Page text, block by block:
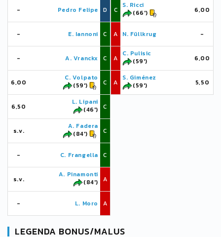
- Pedro Felipe D
- E. Iannoni C
- A. Vranckx C
6,00
C. Volpato
(59')
C
6,50
L. Lipani
(46')
C
s.v.
A. Fadera
(84')
C
- C. Frangella C
s.v.
A. Pinamonti
(84')
A
- L. Moro A
C
S. Ricci
(66')
6,00
A N. Füllkrug -
A
C. Pulisic
(59')
6,00
A
S. Giménez
(59')
5,50
LEGENDA BONUS/MALUS